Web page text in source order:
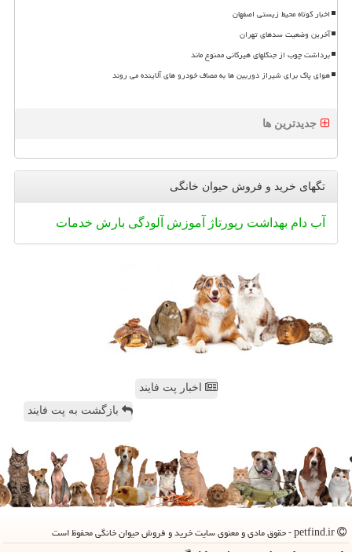
اخبار کوتاه محیط زیستی اصفهان
آخرین وضعیت سدهای تهران
برداشت چوب از جنگلهای هیرکانی ممنوع ماند
هوای پاک برای شیراز دوربین ها به مصاف خودرو های آلاینده می روند
جدیدترین ها
تگهای خرید و فروش حیوان خانگی
آب دام بهداشت رپورتاژ آموزش آلودگی بارش خدمات
اخبار پت فایند
بازگشت به پت فایند